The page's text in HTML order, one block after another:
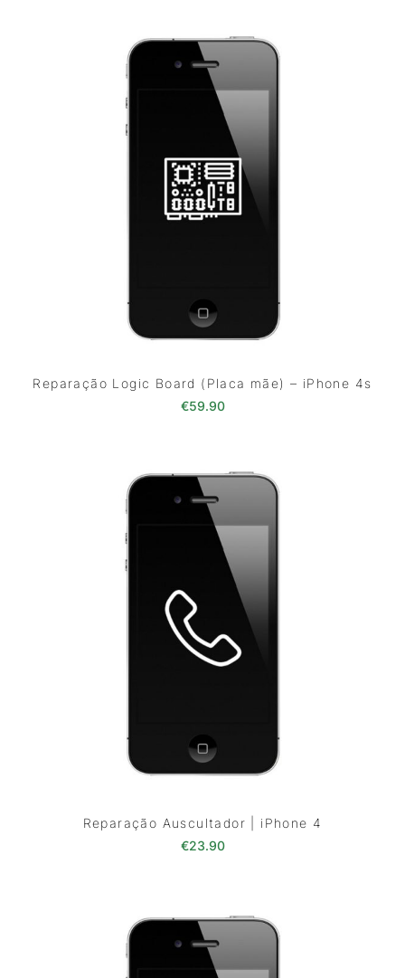
Reparação Logic Board (Placa mãe) – iPhone 4s
€59.90
Reparação Auscultador | iPhone 4
€23.90